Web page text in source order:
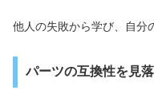
他人の失敗から学び、自分
パーツの互換性を見